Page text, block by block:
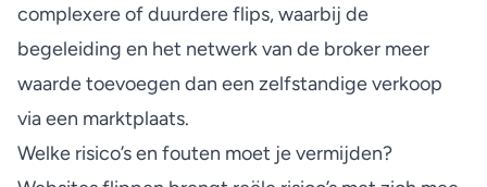
complexere of duurdere flips, waarbij de
begeleiding en het netwerk van de broker meer
waarde toevoegen dan een zelfstandige verkoop
via een marktplaats.
Welke risico’s en fouten moet je vermijden?